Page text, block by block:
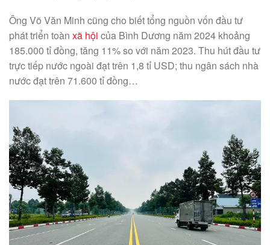
Ông Võ Văn Minh cũng cho biết tổng nguồn vốn đầu tư
phát triển toàn xã hội của Bình Dương năm 2024 khoảng
185.000 tỉ đồng, tăng 11% so với năm 2023. Thu hút đầu tư
trực tiếp nước ngoài đạt trên 1,8 tỉ USD; thu ngân sách nhà
nước đạt trên 71.600 tỉ đồng…